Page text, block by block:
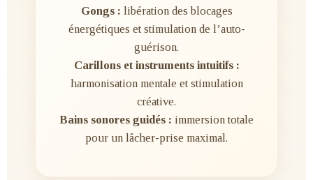
Gongs : libération des blocages
énergétiques et stimulation de l’auto-
guérison.
Carillons et instruments intuitifs :
harmonisation mentale et stimulation
créative.
Bains sonores guidés : immersion totale
pour un lâcher-prise maximal.